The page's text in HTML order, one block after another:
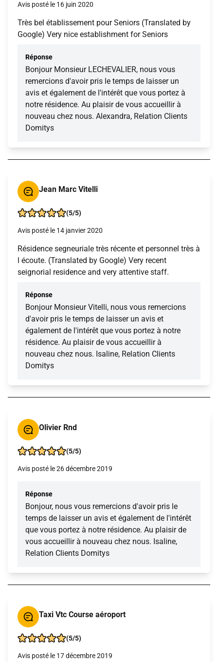
Avis posté le 16 juin 2020
Très bel établissement pour Seniors (Translated by
Google) Very nice establishment for Seniors
Réponse
Bonjour Monsieur LECHEVALIER, nous vous
remercions d'avoir pris le temps de laisser un
avis et également de l'intérêt que vous portez à
notre résidence. Au plaisir de vous accueillir à
nouveau chez nous. Alexandra, Relation Clients
Domitys
Jean Marc Vitelli
(5/5)
Avis posté le 14 janvier 2020
Résidence segneuriale très récente et personnel très à
l écoute. (Translated by Google) Very recent
seignorial residence and very attentive staff.
Réponse
Bonjour Monsieur Vitelli, nous vous remercions
d'avoir pris le temps de laisser un avis et
également de l'intérêt que vous portez à notre
résidence. Au plaisir de vous accueillir à
nouveau chez nous. Isaline, Relation Clients
Domitys
Olivier Rnd
(5/5)
Avis posté le 26 décembre 2019
Réponse
Bonjour, nous vous remercions d'avoir pris le
temps de laisser un avis et également de l'intérêt
que vous portez à notre résidence. Au plaisir de
vous accueillir à nouveau chez nous. Isaline,
Relation Clients Domitys
Taxi Vtc Course aéroport
(5/5)
Avis posté le 17 décembre 2019